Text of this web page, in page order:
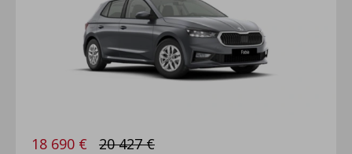
18 690 € 20 427 €